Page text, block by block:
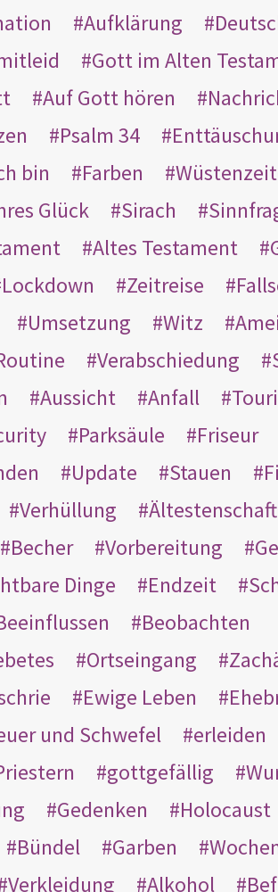
Aufklärung
Gott im Alten
Auf Gott hören
Psalm 34
bin Farben
Glück Sirach
Altes Testament
Lockdown Zeitreise
Umsetzung Witz
Verabschiedung
Aussicht Anfall
Parksäule Friseur
Update Stauen
Verhüllung
Ältestenschaft
Becher Vorbereitung
Dinge Endzeit
Beobachten
Ortseingang
Ewige Leben
und Schwefel erleiden
gottgefällig
Gedenken
Holocaust
Bündel Garben
Verkleidung Alkohol